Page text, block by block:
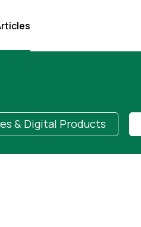
& Digital Products